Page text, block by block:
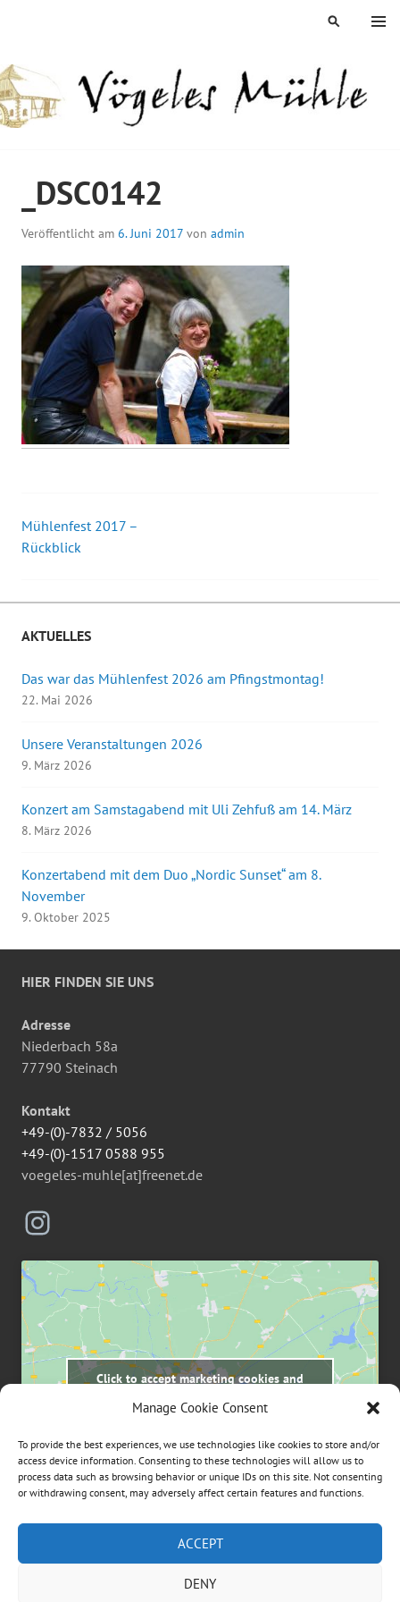
Manage Cookie Consent
To provide the best experiences, we use technologies like cookies to store and/or
access device information. Consenting to these technologies will allow us to
process data such as browsing behavior or unique IDs on this site. Not consenting
or withdrawing consent, may adversely affect certain features and functions.
ACCEPT
DENY
MENÜ
SUCHEN
_DSC0142
Veröffentlicht am 6. Juni 2017 von admin
Beitrags-
Mühlenfest 2017 –
Rückblick
AKTUELLES
Das war das Mühlenfest 2026 am Pfingstmontag!
22. Mai 2026
Unsere Veranstaltungen 2026
9. März 2026
Konzert am Samstagabend mit Uli Zehfuß am 14. März
8. März 2026
Konzertabend mit dem Duo „Nordic Sunset“ am 8.
November
9. Oktober 2025
HIER FINDEN SIE UNS
Adresse
Niederbach 58a
77790 Steinach
Kontakt
+49-(0)-7832 / 5056
+49-(0)-1517 0588 955
voegeles-muhle[at]freenet.de
Instagram
Click to accept marketing cookies and
Suchen